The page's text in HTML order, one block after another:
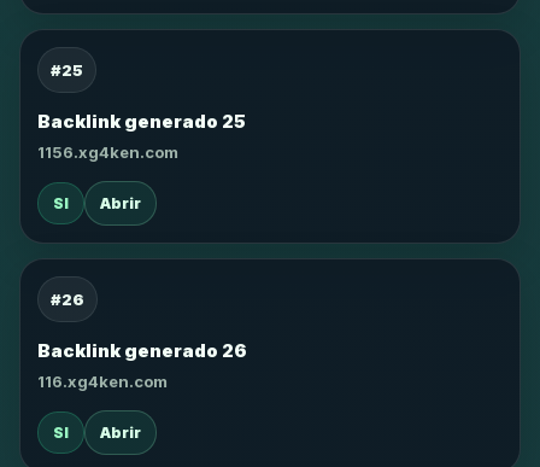
#25
Backlink generado 25
1156.xg4ken.com
SI Abrir
#26
Backlink generado 26
116.xg4ken.com
SI Abrir